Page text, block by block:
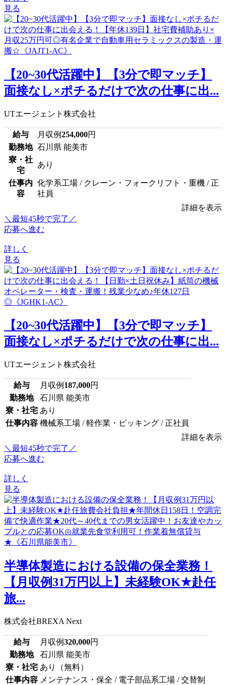
見る
【20~30代活躍中】【3分で即マッチ】
面接なし×ポチるだけで次の仕事に出...
UTエージェント株式会社
給与 月収例254,000円
勤務地 石川県 能美市
寮・社
宅
あり
仕事内
容
化学系工場 / クレーン・フォークリフト・重機 / 正
社員
詳細を表示
＼最短45秒で完了／
応募へ進む
詳しく
見る
【20~30代活躍中】【3分で即マッチ】
面接なし×ポチるだけで次の仕事に出...
UTエージェント株式会社
給与 月収例 187,000円
勤務地
石川県 能美市
寮・社宅 あり
仕事内容 機械系工場 / 軽作業・ピッキング / 正社員
詳細を表示
＼最短45秒で完了／
応募へ進む
詳しく
見る
半導体製造における設備の保全業務！
【月収例31万円以上】未経験OK★赴任
旅...
株式会社BREXA Next
給与 月収例320,000円
勤務地
石川県 能美市
寮・社宅 あり（無料）
仕事内容 メンテナンス・保全 / 電子部品系工場 / 交替制